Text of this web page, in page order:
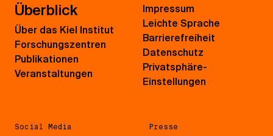
Überblick
Über das Kiel Institut
Forschungszentren
Publikationen
Veranstaltungen
Social Media Presse
Impressum
Leichte Sprache
Barrierefreiheit
Datenschutz
Privatsphäre-
Einstellungen